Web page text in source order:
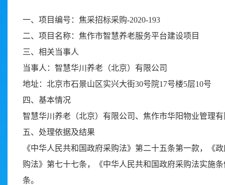
一、项目编号：焦采招标采购-2020-193
二、项目名称：焦作市智慧养老服务平台建设项目
三、相关当事人
当事人：智慧华川养老（北京）有限公司
地址：北京市石景山区实兴大街30号院17号楼5层10号
四、基本情况
智慧华川养老（北京）有限公司、焦作市华阳物业管理
五、处理依据及结果
《中华人民共和国政府采购法》第二十五条第一款，《
购法》第七十七条，《中华人民共和国政府采购法实施
条。